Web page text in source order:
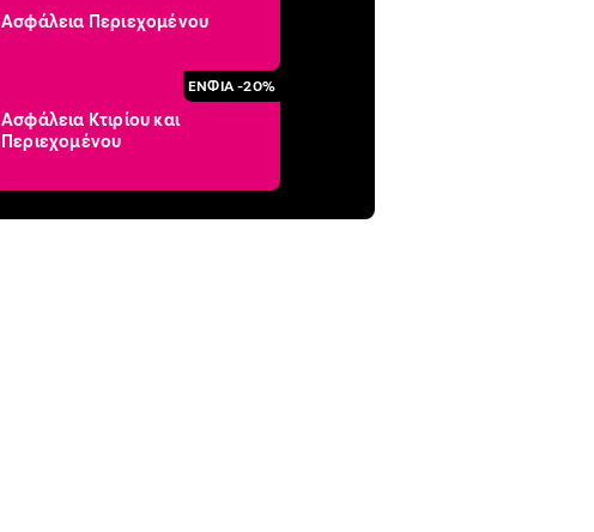
Ασφάλεια Περιεχομένου
ΕΝΦΙΑ -20%
Ασφάλεια Κτιρίου και
Περιεχομένου